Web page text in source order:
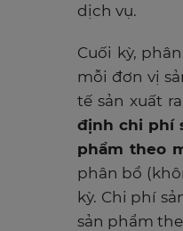
dịch vụ.
Cuối kỳ,
mỗi đơn vị
tế sản xuất ra
định chi phí
phẩm theo
phân bổ
kỳ. Chi phí
sản phẩm